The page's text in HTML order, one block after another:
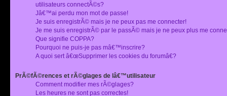
utilisateurs connectÃ©s?
Jâ€™ai perdu mon mot de passe!
Je suis enregistrÃ© mais je ne peux pas me connecter!
Je me suis enregistrÃ© par le passÃ© mais je ne peux plus me
Que signifie COPPA?
Pourquoi ne puis-je pas mâ€™inscrire?
A quoi sert â€œSupprimer les cookies du forumâ€?
PrÃ©fÃ©rences et rÃ©glages de lâ€™utilisateur
Comment modifier mes rÃ©glages?
Les heures ne sont pas correctes!